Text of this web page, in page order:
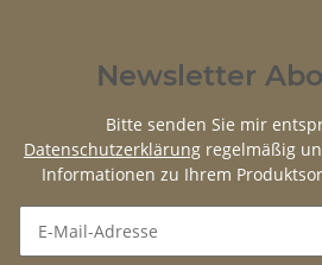
Newsletter
Bitte senden Sie mir
Datenschutzerklärung regelmäßig
Informationen zu Ihrem